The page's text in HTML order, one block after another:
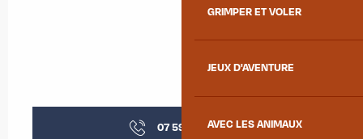
GRIMPER ET VOLER
JEUX D'AVENTURE
AVEC LES ANIMAUX
07 59 53 01▒▒